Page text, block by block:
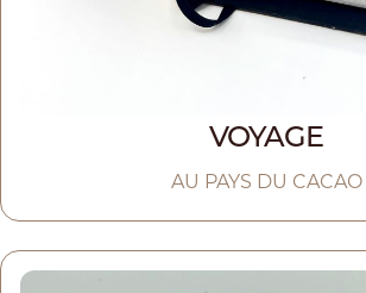
VOYAGE
AU PAYS DU CACAO